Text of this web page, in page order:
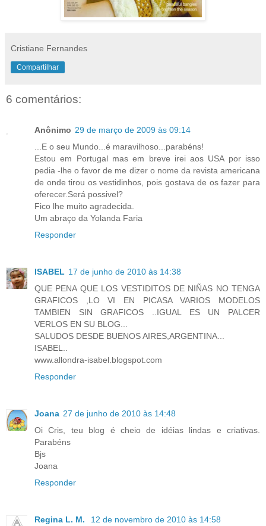
Cristiane Fernandes
Compartilhar
6 comentários:
Anônimo 29 de março de 2009 às 09:14
...E o seu Mundo...é maravilhoso...parabéns!
Estou em Portugal mas em breve irei aos USA por isso
pedia -lhe o favor de me dizer o nome da revista americana
de onde tirou os vestidinhos, pois gostava de os fazer para
oferecer.Será possivel?
Fico lhe muito agradecida.
Um abraço da Yolanda Faria
Responder
ISABEL 17 de junho de 2010 às 14:38
QUE PENA QUE LOS VESTIDITOS DE NIÑAS NO TENGA
GRAFICOS ,LO VI EN PICASA VARIOS MODELOS
TAMBIEN SIN GRAFICOS ..IGUAL ES UN PALCER
VERLOS EN SU BLOG...
SALUDOS DESDE BUENOS AIRES,ARGENTINA...
ISABEL..
www.allondra-isabel.blogspot.com
Responder
Joana 27 de junho de 2010 às 14:48
Oi Cris, teu blog é cheio de idéias lindas e criativas.
Parabéns
Bjs
Joana
Responder
Regina L. M.
12 de novembro de 2010 às 14:58